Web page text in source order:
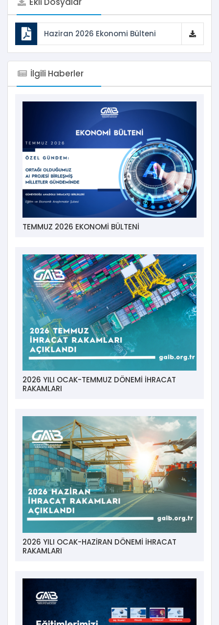
Haziran 2026 Ekonomi Bülteni
İlgili Haberler
TEMMUZ 2026 EKONOMİ BÜLTENİ
2026 YILI OCAK-TEMMUZ DÖNEMİ İHRACAT
RAKAMLARI
2026 YILI OCAK-HAZİRAN DÖNEMİ İHRACAT
RAKAMLARI